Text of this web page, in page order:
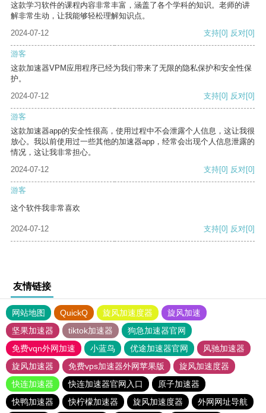
这款学习软件的课程内容非常丰富，涵盖了各个学科的知识。老师的讲
解非常生动，让我能够轻松理解知识点。
2024-07-12
支持[0] 反对[0]
游客
这款加速器VPM应用程序已经为我们带来了无限的隐私保护和安全性保
护。
2024-07-12
支持[0] 反对[0]
游客
这款加速器app的安全性很高，使用过程中不会泄露个人信息，这让我很
放心。我以前使用过一些其他的加速器app，经常会出现个人信息泄露的
情况，这让我非常担心。
2024-07-12
支持[0] 反对[0]
游客
这个软件我非常喜欢
2024-07-12 支持[0] 反对[0]
友情链接
网站地图 QuickQ 旋风加速度器
旋风加速
坚果加速器
tiktok加速器
狗急加速器官网
免费vqn外网加速
小蓝鸟 优途加速器官网
风驰加速器
旋风加速器
免费vps加速器外网苹果版
旋风加速度器
快连加速器
快连加速器官网入口
原子加速器
快鸭加速器
快柠檬加速器 旋风加速度器 外网网址导航